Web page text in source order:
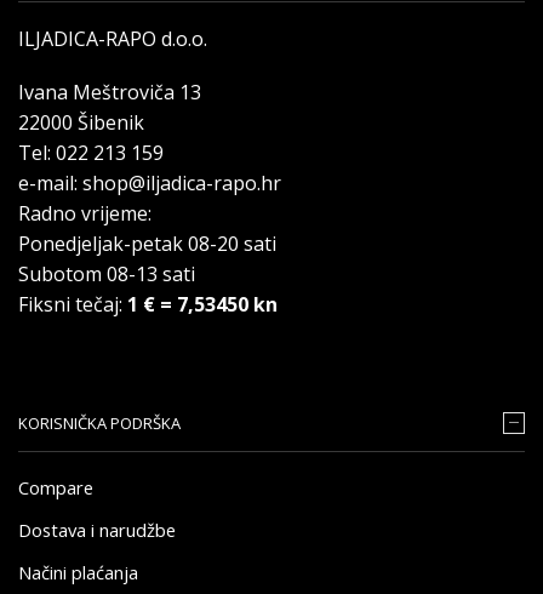
ILJADICA-RAPO d.o.o.
Ivana Meštroviča 13
22000 Šibenik
Tel: 022 213 159
e-mail: shop@iljadica-rapo.hr
Radno vrijeme:
Ponedjeljak-petak 08-20 sati
Subotom 08-13 sati
Fiksni tečaj: 1 € = 7,53450 kn
KORISNIČKA PODRŠKA
Compare
Dostava i narudžbe
Načini plaćanja